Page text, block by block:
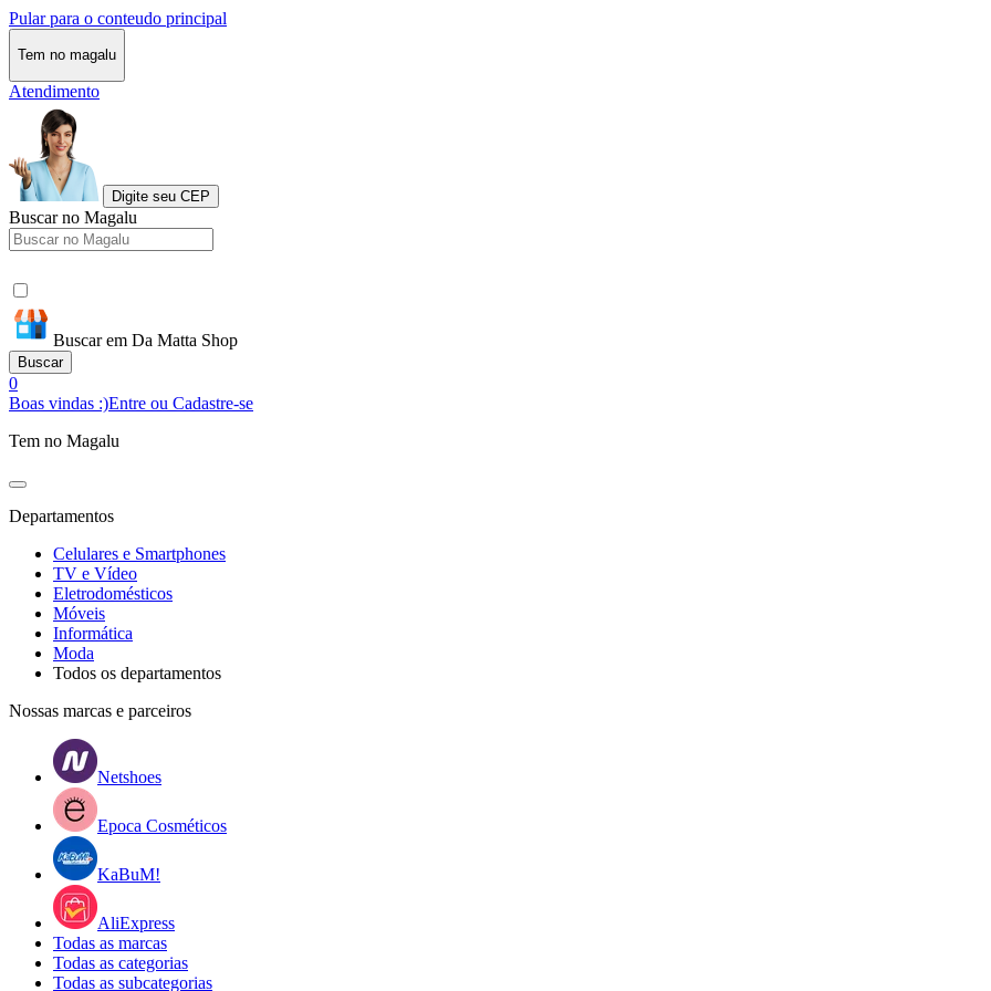
Pular para o conteudo principal
Tem no magalu
Atendimento
Digite seu CEP
Buscar no Magalu
Buscar em Da Matta Shop
Buscar
0
Boas vindas :)Entre ou Cadastre-se
Tem no Magalu
Departamentos
Celulares e Smartphones
TV e Vídeo
Eletrodomésticos
Móveis
Informática
Moda
Todos os departamentos
Nossas marcas e parceiros
Netshoes
Epoca Cosméticos
KaBuM!
AliExpress
Todas as marcas
Todas as categorias
Todas as subcategorias